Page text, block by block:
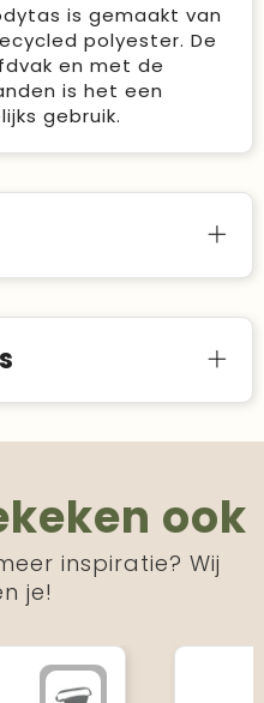
is gemaakt van
polyester. De
en met de
is het een
gebruik.
ook
inspiratie? Wij
je!